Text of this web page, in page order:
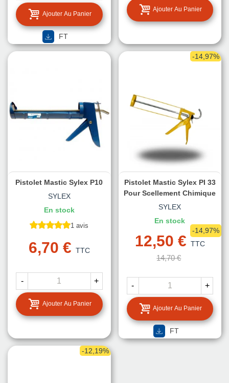
Ajouter Au Panier
FT
Ajouter Au Panier
Pistolet Mastic Sylex P10
SYLEX
En stock
1 avis
6,70 € TTC
- +
Ajouter Au Panier
-14,97%
Pistolet Mastic Sylex PI 33
Pour Scellement Chimique
SYLEX
En stock
12,50 € TTC
14,70 €
-14,97%
- +
Ajouter Au Panier
FT
-12,19%